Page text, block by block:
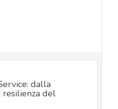
dalla
del